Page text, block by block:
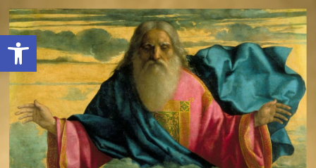
Open toolbar
deomeo-logo
Utwórz konto
Zaloguj